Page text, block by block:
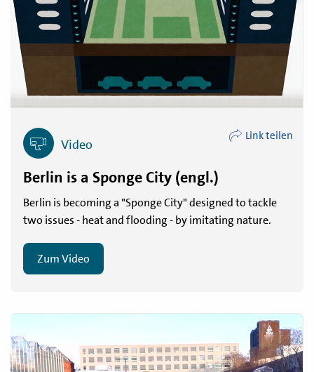
Video
Link teilen
Berlin is a Sponge City (engl.)
Berlin is becoming a "Sponge City" designed to tackle
two issues - heat and flooding - by imitating nature.
Zum Video